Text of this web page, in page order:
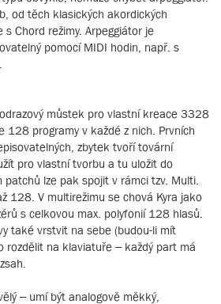
od těch klasických akordických
Chord režimy. Arpeggiátor je
pomocí MIDI hodin, např. s
můstek pro vlastní kreace 3328
128 programy v každé z nich. Prvních
zbytek tvoří tovární
pro vlastní tvorbu a tu uložit do
patchů lze pak spojit v rámci tzv. Multi.
128. V multirežimu se chová Kyra jako
s celkovou max. polyfonií 128 hlasů.
také vrstvit na sebe (budou-li mít
rozdělit na klaviatuře – každý part má
– umí být analogově měkký,